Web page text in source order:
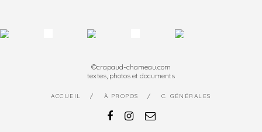
©crapaud-chameau.com
textes, photos et documents
ACCUEIL À PROPOS C. GÉNÉRALES